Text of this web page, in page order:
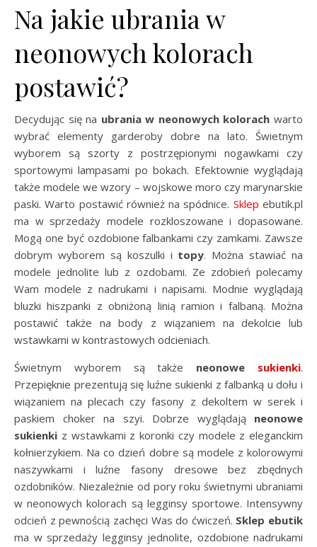
Na jakie ubrania w
neonowych kolorach
postawić?
Decydując się na ubrania w neonowych kolorach warto
wybrać elementy garderoby dobre na lato. Świetnym
wyborem są szorty z postrzępionymi nogawkami czy
sportowymi lampasami po bokach. Efektownie wyglądają
także modele we wzory – wojskowe moro czy marynarskie
paski. Warto postawić również na spódnice. Sklep ebutik.pl
ma w sprzedaży modele rozkloszowane i dopasowane.
Mogą one być ozdobione falbankami czy zamkami. Zawsze
dobrym wyborem są koszulki i topy. Można stawiać na
modele jednolite lub z ozdobami. Ze zdobień polecamy
Wam modele z nadrukami i napisami. Modnie wyglądają
bluzki hiszpanki z obniżoną linią ramion i falbaną. Można
postawić także na body z wiązaniem na dekolcie lub
wstawkami w kontrastowych odcieniach.
Świetnym wyborem są także neonowe sukienki.
Przepięknie prezentują się luźne sukienki z falbanką u dołu i
wiązaniem na plecach czy fasony z dekoltem w serek i
paskiem choker na szyi. Dobrze wyglądają neonowe
sukienki z wstawkami z koronki czy modele z eleganckim
kołnierzykiem. Na co dzień dobre są modele z kolorowymi
naszywkami i luźne fasony dresowe bez zbędnych
ozdobników. Niezależnie od pory roku świetnymi ubraniami
w neonowych kolorach są legginsy sportowe. Intensywny
odcień z pewnością zachęci Was do ćwiczeń. Sklep ebutik
ma w sprzedaży legginsy jednolite, ozdobione nadrukami